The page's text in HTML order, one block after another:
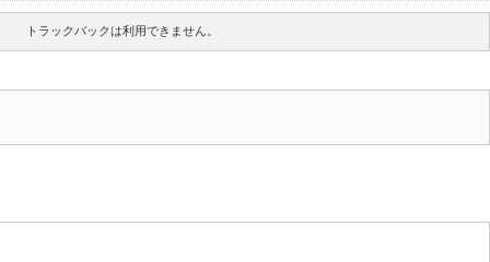
トラックバックは利用できません。